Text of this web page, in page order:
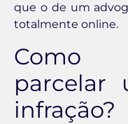
que o de um
totalmente online.
Como
parcelar
infração?